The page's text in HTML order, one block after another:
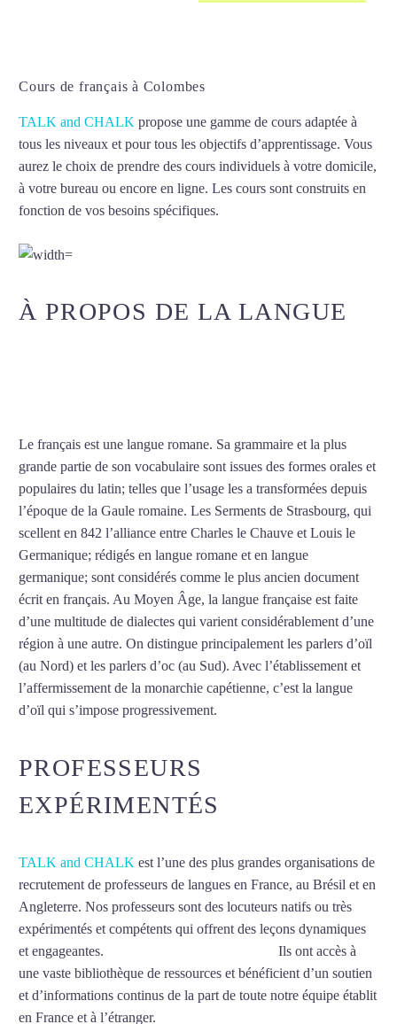
Cours de français à Colombes
TALK and CHALK propose une gamme de cours adaptée à
tous les niveaux et pour tous les objectifs d’apprentissage. Vous
aurez le choix de prendre des cours individuels à votre domicile,
à votre bureau ou encore en ligne. Les cours sont construits en
fonction de vos besoins spécifiques.
À PROPOS DE LA LANGUE
Le français est une langue romane. Sa grammaire et la plus
grande partie de son vocabulaire sont issues des formes orales et
populaires du latin; telles que l’usage les a transformées depuis
l’époque de la Gaule romaine. Les Serments de Strasbourg, qui
scellent en 842 l’alliance entre Charles le Chauve et Louis le
Germanique; rédigés en langue romane et en langue
germanique; sont considérés comme le plus ancien document
écrit en français. Au Moyen Âge, la langue française est faite
d’une multitude de dialectes qui varient considérablement d’une
région à une autre. On distingue principalement les parlers d’oïl
(au Nord) et les parlers d’oc (au Sud). Avec l’établissement et
l’affermissement de la monarchie capétienne, c’est la langue
d’oïl qui s’impose progressivement.
PROFESSEURS
EXPÉRIMENTÉS
TALK and CHALK est l’une des plus grandes organisations de
recrutement de professeurs de langues en France, au Brésil et en
Angleterre. Nos professeurs sont des locuteurs natifs ou très
expérimentés et compétents qui offrent des leçons dynamiques
et engageantes.
Ils ont accès à
une vaste bibliothèque de ressources et bénéficient d’un soutien
et d’informations continus de la part de toute notre équipe établit
en France et à l’étranger.